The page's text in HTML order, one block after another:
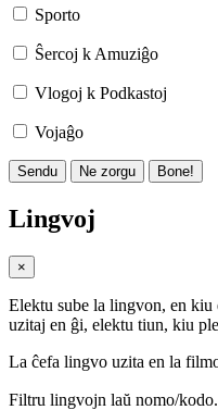
Sporto
Ŝercoj k Amuziĝo
Vlogoj k Podkastoj
Vojaĝo
Sendu Ne zorgu Bone!
Lingvoj
×
Elektu sube la lingvon, en kiu
uzitaj en ĝi, elektu tiun, kiu
La ĉefa lingvo uzita en la
Filtru lingvojn laŭ nomo/kodo.